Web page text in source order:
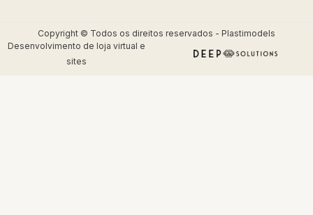
Copyright © Todos os direitos reservados - Plastimodels
Desenvolvimento de loja virtual e
sites